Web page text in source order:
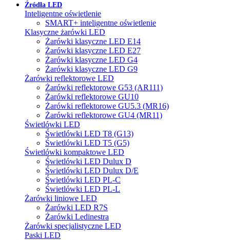
Źródła LED
Inteligentne oświetlenie
SMART+ inteligentne oświetlenie
Klasyczne żarówki LED
Żarówki klasyczne LED E14
Żarówki klasyczne LED E27
Żarówki klasyczne LED G4
Żarówki klasyczne LED G9
Żarówki reflektorowe LED
Żarówki reflektorowe G53 (AR111)
Żarówki reflektorowe GU10
Żarówki reflektorowe GU5.3 (MR16)
Żarówki reflektorowe GU4 (MR11)
Świetlówki LED
Świetlówki LED T8 (G13)
Świetlówki LED T5 (G5)
Świetlówki kompaktowe LED
Świetlówki LED Dulux D
Świetlówki LED Dulux D/E
Świetlówki LED PL-C
Świetlówki LED PL-L
Żarówki liniowe LED
Żarówki LED R7S
Żarówki Ledinestra
Żarówki specjalistyczne LED
Paski LED